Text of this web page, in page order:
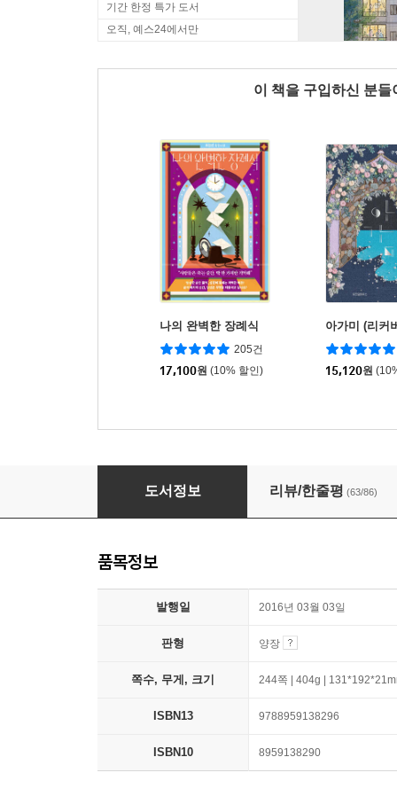
기간 한정 특가 도서
오직, 예스24에서만
이 책을 구입하신 분
나의 완벽한 장례식
205건
17,100원 (10% 할인)
아가미 (리커
15,120원
나의 남자
도서정보 리뷰/한줄평 (63/86)
품목정보
발행일 2016년 03월 03일
판형 양장
쪽수, 무게, 크기 244쪽 | 404g |
ISBN13 9788959138296
ISBN10 8959138290